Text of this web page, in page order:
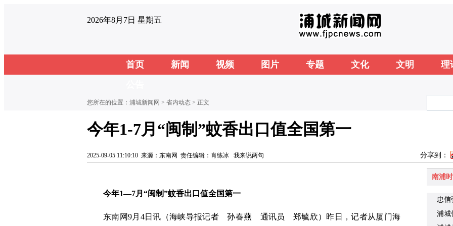
2026年8月7日 星期五
首页 新闻 视频 图片 专题 文化 文明
理
您所在的位置： 浦城新闻网 > 省内动态 > 正文
今年1-7月“闽制”蚊香出口值全国第一
2025-09-05 11:10:10 来源：东南网 责任编辑：肖练冰 我来说两句 分享到：
今年1—7月“闽制”蚊香出口值全国第一
东南网9月4日讯（海峡导报记者 孙春燕 通讯员 郑毓欣）昨日，记者从厦门海
南浦
忠信
浦城